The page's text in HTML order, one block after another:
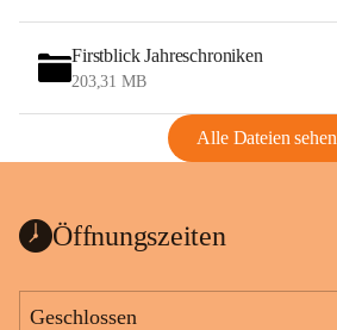
Firstblick Jahreschroniken
203,31 MB
Alle Dateien sehen
Öffnungszeiten
Geschlossen